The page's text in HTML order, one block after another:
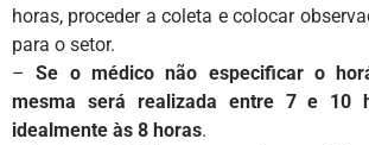
horas, proceder a coleta e colocar
para o setor.
–Se o médico não especificar o
mesma será realizada entre 7 e 10
idealmente às 8 horas.